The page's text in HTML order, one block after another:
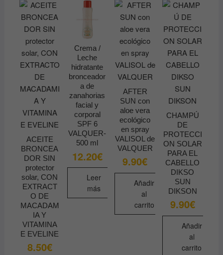
ACEITE
BRONCEA
DOR SIN
protector
solar, CON
EXTRACT
O DE
MACADAM
IA Y
VITAMINA
E EVELINE
8.50€
Crema /
Leche
hidratante
bronceador
a de
zanahorias
facial y
corporal
SPF 6
VALQUER-
500 ml
12.20€
Leer
más
AFTER
SUN con
aloe vera
ecológico
en spray
VALISOL de
VALQUER
9.90€
Añadir
al
carrito
CHAMPÚ
DE
PROTECCI
ON SOLAR
PARA EL
CABELLO
DIKSO
SUN
DIKSON
9.90€
Añadir
al
carrito